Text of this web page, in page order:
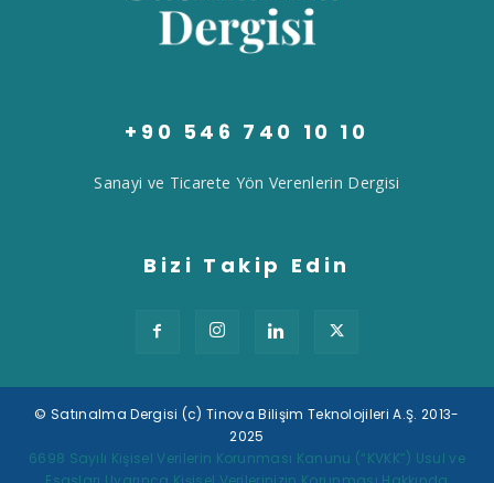
Tek Tıkla Ödeme Kolaylığı
+90 546 740 10 10
Sanayi ve Ticarete Yön Verenlerin Dergisi
Bizi Takip Edin
© Satınalma Dergisi (c) Tinova Bilişim Teknolojileri A.Ş. 2013-
2025
6698 Sayılı Kişisel Verilerin Korunması Kanunu (“KVKK”) Usul ve